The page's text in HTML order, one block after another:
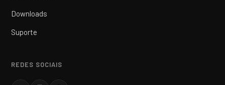
Downloads
Suporte
REDES SOCIAIS